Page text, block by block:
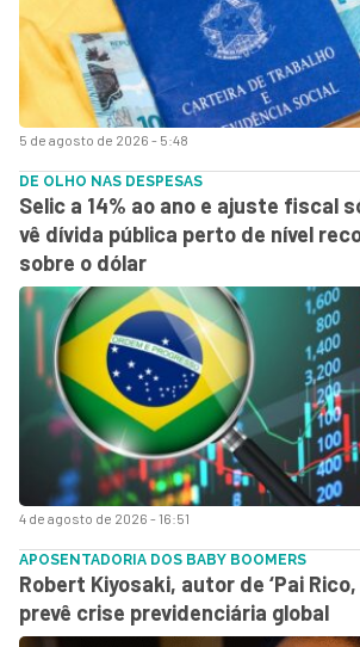
5 de agosto de 2026 - 5:48
4 de agosto de 2026 - 16:51
DE OLHO NAS DESPESAS
Selic a 14% ao ano e ajuste fiscal
vê dívida pública perto de nível
sobre o dólar
APOSENTADORIA DOS BABY BOOMERS
Robert Kiyosaki, autor de ‘Pai Rico,
prevê crise previdenciária global